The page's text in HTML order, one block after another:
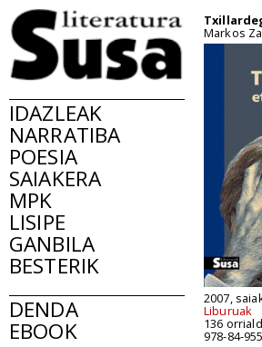
IDAZLEAK
NARRATIBA
POESIA
SAIAKERA
MPK
LISIPE
GANBILA
BESTERIK
DENDA
EBOOK
Markos
2007,
Liburuak
136
978-84-